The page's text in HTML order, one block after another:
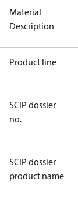
Material
Description
Product line
SCIP dossier
no.
SCIP dossier
product name